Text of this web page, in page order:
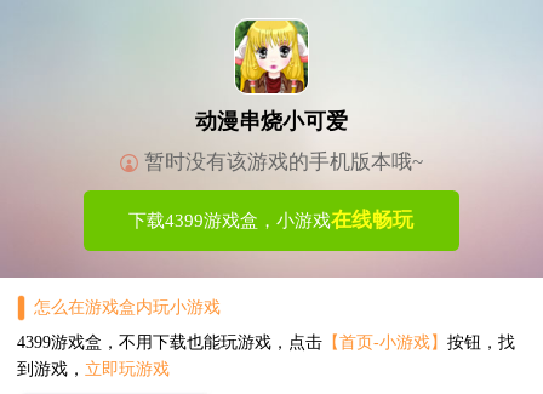
动漫串烧小可爱
暂时没有该游戏的手机版本哦~
下载4399游戏盒，小游戏在线畅玩
怎么在游戏盒内玩小游戏
4399游戏盒，不用下载也能玩游戏，点击【首页-小游戏】 按钮，找
到游戏， 立即玩游戏